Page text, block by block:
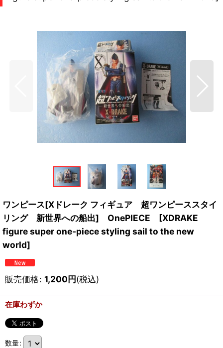
ワンピース[Xドレーク フィギュア 超ワンピーススタイ
リング 新世界への船出] OnePIECE [XDRAKE
figure super one-piece styling sail to the new
world]
販売価格: 1,200円(税込)
在庫わずか
数量: